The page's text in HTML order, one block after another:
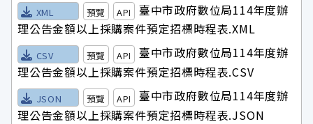
XML 預覽 API
臺中市政府數位局114年度辦
理公告金額以上採購案件預定招標時程表.XML
CSV 預覽 API
臺中市政府數位局114年度辦
理公告金額以上採購案件預定招標時程表.CSV
JSON 預覽 API
臺中市政府數位局114年度辦
理公告金額以上採購案件預定招標時程表.JSON